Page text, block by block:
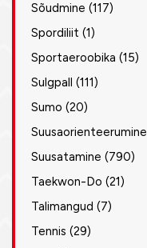
Sõudmine (117)
Spordiliit (1)
Sportaeroobika (15)
Sulgpall (111)
Sumo (20)
Suusaorienteerumine
Suusatamine (790)
Taekwon-Do (21)
Talimangud (7)
Tennis (29)